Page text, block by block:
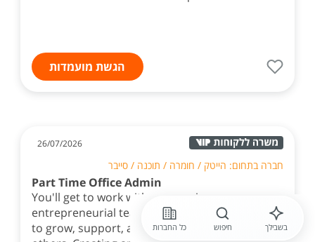
הגשת מועמדות
26/07/2026
חברה בתחום: הייטק / חומרה / תוכנה / סייבר
Part Time Office Admin
You'll get to work with an amazing
entrepreneurial team that is driven by a desire
to grow, support, and encourage growth in
בשבילך חיפוש כל החברות